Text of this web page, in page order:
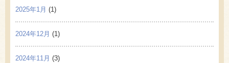
2025年1月 (1)
2024年12月 (1)
2024年11月 (3)